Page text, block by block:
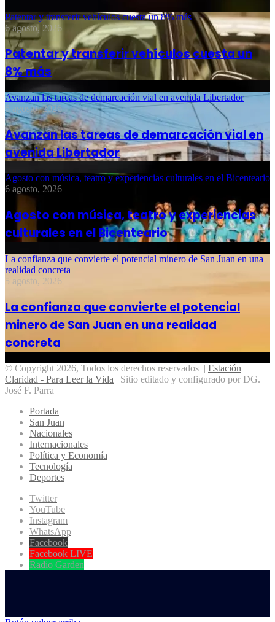
Patentar y transferir vehículos cuesta un 8% más
6 agosto, 2026
Patentar y transferir vehículos cuesta un
8% más
Avanzan las tareas de demarcación vial en avenida Libertador
6 agosto, 2026
Avanzan las tareas de demarcación vial en
avenida Libertador
Agosto con música, teatro y experiencias culturales en el Bicenteario
6 agosto, 2026
Agosto con música, teatro y experiencias
culturales en el Bicenteario
La confianza que convierte el potencial minero de San Juan en una
realidad concreta
5 agosto, 2026
La confianza que convierte el potencial
minero de San Juan en una realidad
concreta
© Copyright 2026, Todos los derechos reservados | Estación
Claridad - Para Leer la Vida | Sitio editado y configurado por DG.
José F. Parra
Portada
San Juan
Nacionales
Internacionales
Política y Economía
Tecnología
Deportes
Twitter
YouTube
Instagram
WhatsApp
Facebook
Facebook LIVE
Radio Garden